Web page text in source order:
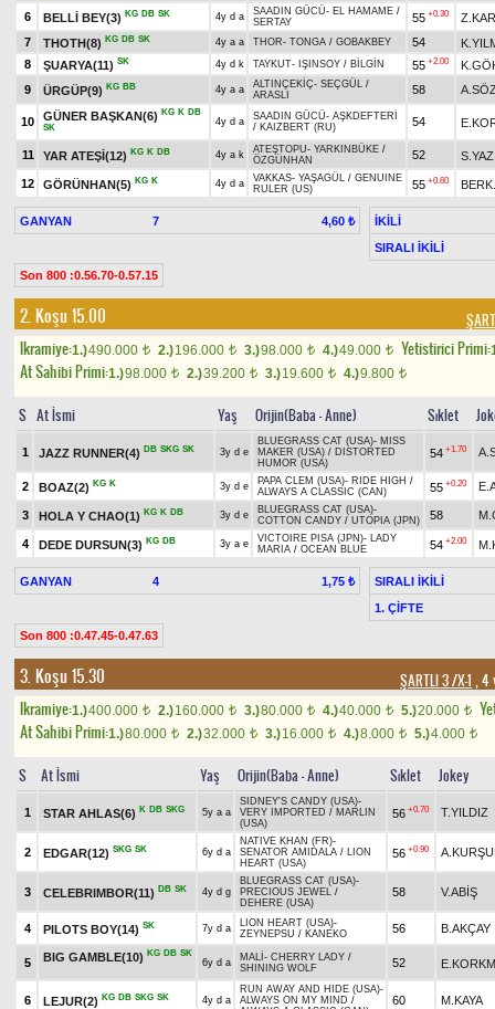
6 BELLİ BEY(3) KG DB SK 4y d a SAADIN GÜCÜ- EL HAMAME /
SERTAY
55 +0.30
7
THOTH(8) KG DB SK 4y a a THOR- TONGA / GOBAKBEY 54
8
ŞUARYA(11) SK 4y d k TAYKUT- IŞINSOY / BİLGİN 55 +2.00
9
ÜRGÜP(9) KG BB 4y a a ALTINÇEKİÇ- SEÇGÜL /
ARASLI
58
10 GÜNER BAŞKAN(6) KG K DB
SK
4y d a SAADIN GÜCÜ- AŞKDEFTERİ
/ KAIZBERT (RU) 54
11 YAR ATEŞİ(12) KG K DB 4y a k ATEŞTOPU- YARKINBÜKE /
ÖZGÜNHAN
52
12 GÖRÜNHAN(5) KG K 4y d a VAKKAS- YAŞAGÜL / GENUINE
RULER (US)
55 +0.60
GANYAN 7 4,60 ₺
İKİLİ
SIRALI İKİLİ
Son 800 :0.56.70-0.57.15
2. Koşu 15.00
Ikramiye:1.)490.000 t 2.)196.000 t 3.)98.000 t 4.)49.000 t Yetistirici Primi:
At Sahibi Primi:1.)98.000 t 2.)39.200 t 3.)19.600 t 4.)9.800 t
S At İsmi Yaş Orijin(Baba - Anne) Sıklet
1 JAZZ RUNNER(4) DB SKG SK 3y d e
BLUEGRASS CAT (USA)- MISS
MAKER (USA) / DISTORTED
HUMOR (USA)
54 +1.70
2 BOAZ(2) KG K 3y d e PAPA CLEM (USA)- RIDE HIGH /
ALWAYS A CLASSIC (CAN)
55 +0.20
3 HOLA Y CHAO(1) KG K DB 3y d e BLUEGRASS CAT (USA)-
COTTON CANDY / UTOPIA (JPN) 58
4 DEDE DURSUN(3) KG DB 3y a e VICTOIRE PISA (JPN)- LADY
MARIA / OCEAN BLUE 54 +2.00
GANYAN 4 1,75 ₺
SIRALI İKİLİ
1. ÇİFTE
Son 800 :0.47.45-0.47.63
3. Koşu 15.30 ŞARTLI 3 /X-1 , 4
Ikramiye:1.)400.000 t 2.)160.000 t 3.)80.000 t 4.)40.000 t 5.)20.000 t
At Sahibi Primi:1.)80.000 t 2.)32.000 t 3.)16.000 t 4.)8.000 t 5.)4.000 t
S At İsmi Yaş Orijin(Baba - Anne) Sıklet Jokey
1 STAR AHLAS(6) K DB SKG 5y a a
SIDNEY'S CANDY (USA)-
VERY IMPORTED / MARLIN
(USA)
56 +0.70 T.YILDIZ
2 EDGAR(12) SKG SK 6y d a
NATIVE KHAN (FR)-
SENATOR AMIDALA / LION
HEART (USA)
56 +0.90
3 CELEBRIMBOR(11) DB SK 4y d g
BLUEGRASS CAT (USA)-
PRECIOUS JEWEL /
DEHERE (USA)
58 V.ABİŞ
4 PILOTS BOY(14) SK 7y d a LION HEART (USA)-
ZEYNEPSU / KANEKO 56 B.AKÇAY
5 BIG GAMBLE(10) KG DB SK
6y d a MALİ - CHERRY LADY /
SHINING WOLF
52
6 LEJUR(2) KG DB SKG SK 4y d a
RUN AWAY AND HIDE (USA)-
ALWAYS ON MY MIND /
60 M.KAYA